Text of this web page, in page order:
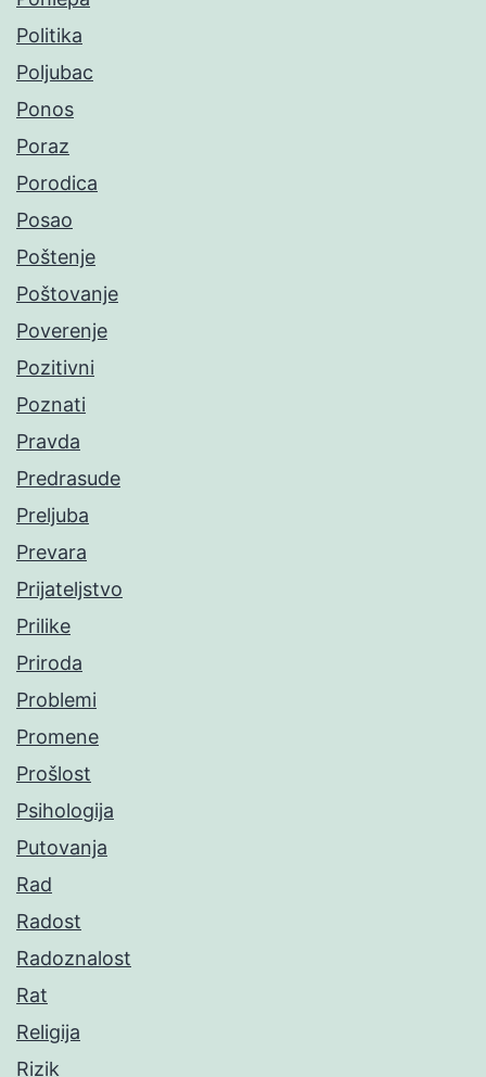
Politika
Poljubac
Ponos
Poraz
Porodica
Posao
Poštenje
Poštovanje
Poverenje
Pozitivni
Poznati
Pravda
Predrasude
Preljuba
Prevara
Prijateljstvo
Prilike
Priroda
Problemi
Promene
Prošlost
Psihologija
Putovanja
Rad
Radost
Radoznalost
Rat
Religija
Rizik